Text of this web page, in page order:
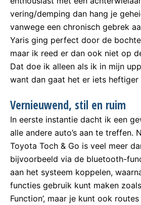
vering/demping dan hang je
vanwege een chronisch gebrek
Yaris ging perfect door de
maar ik reed er dan ook niet op
Dat doe ik alleen als ik in mijn
want dan gaat het er iets heftiger
Vernieuwend, stil en ruim
In eerste instantie dacht ik een
alle andere auto’s aan te treffen.
Toyota Toch & Go is veel meer
bijvoorbeeld via de bluetooth-
aan het systeem koppelen,
functies gebruik kunt maken
Function’, maar je kunt ook